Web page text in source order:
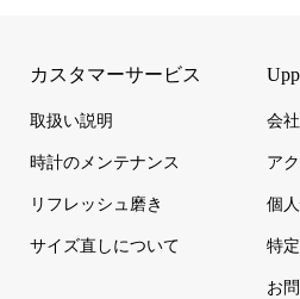
カスタマーサービス
取扱い説明
時計のメンテナンス
リフレッシュ磨き
サイズ直しについて
会
ア
個
特
お